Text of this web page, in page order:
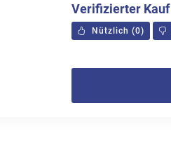
Verifizierter Kauf
Nützlich (0)